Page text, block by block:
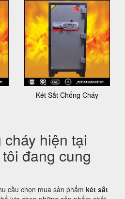
Két Sắt Chống Cháy
hiện tại
đang cung
cầu chọn mua sản phẩm két sắt